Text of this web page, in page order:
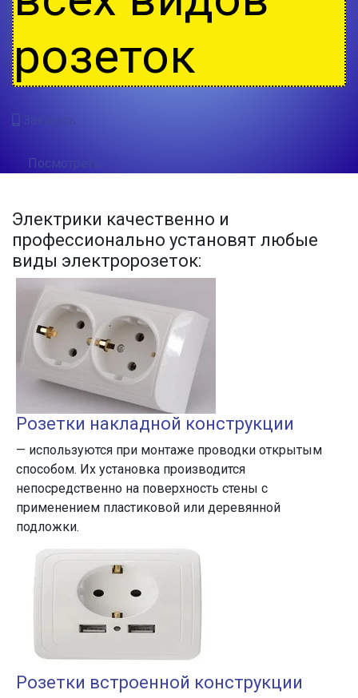
розеток
Заказать
Посмотреть
Электрики качественно и
профессионально установят любые
виды электророзеток:
Розетки накладной конструкции
— используются при монтаже проводки открытым
способом. Их установка производится
непосредственно на поверхность стены с
применением пластиковой или деревянной
подложки.
Розетки встроенной конструкции